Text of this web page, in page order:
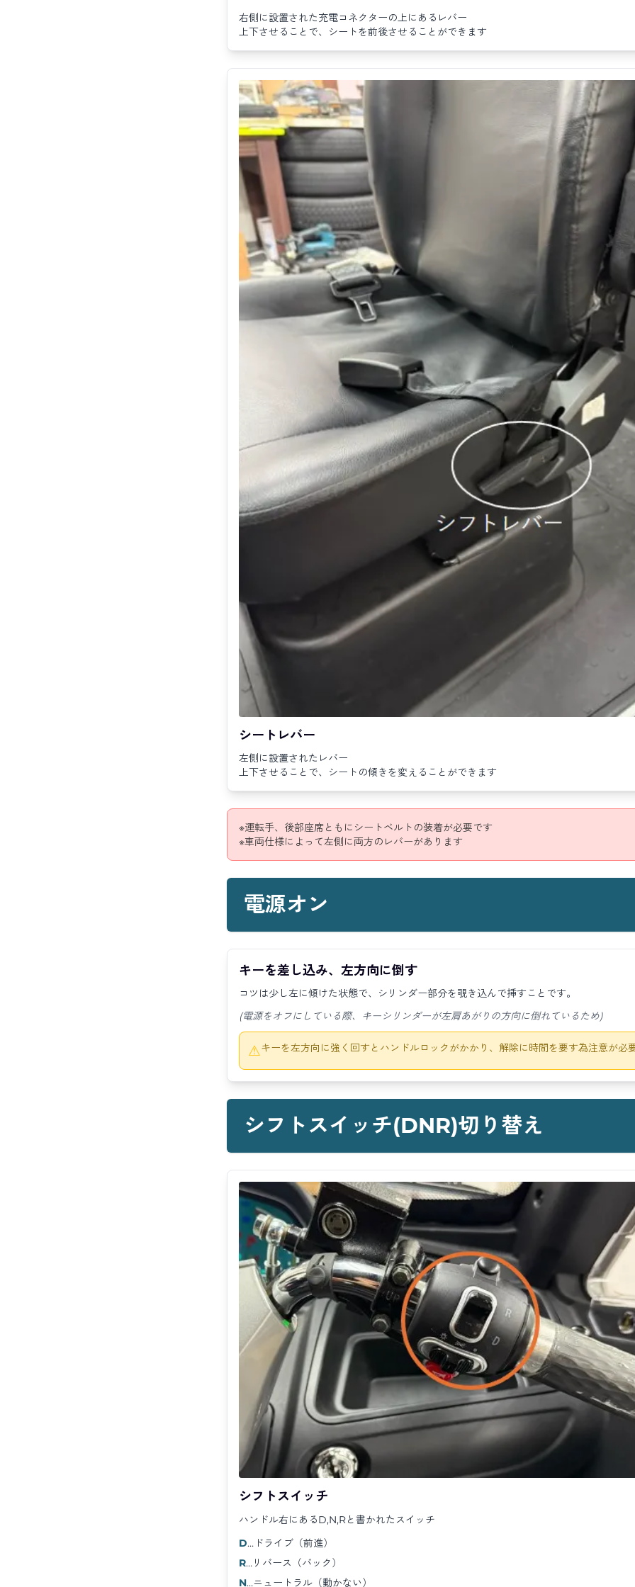
右側に設置された充電コネクターの上にあるレバー
上下させることで、シートを前後させることができます
シートレバー
左側に設置されたレバー
上下させることで、シートの傾きを変えることができます
※運転手、後部座席ともにシートベルトの装着が必要です
※車両仕様によって左側に両方のレバーがあります
電源オン
キーを差し込み、 左方向に倒す
コツは少し左に傾けた状態で、シリンダー部分を覗き込んで挿すことです。
(電源をオフにしている際、キーシリンダーが左肩あがりの方向に倒れているため)
⚠キーを左方向に強く回すとハンドルロックがかかり、解除に時間を要す為注意が必
シフトスイッチ(DNR)切り替え
シフトスイッチ
ハンドル右にあるD,N,Rと書かれたスイッチ
D…ドライブ（前進）
R…リバース（バック）
N…ニュートラル（動かない）